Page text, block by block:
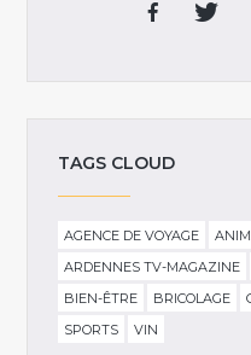
TAGS CLOUD
AGENCE DE VOYAGE
ARDENNES TV-MAGAZINE
BIEN-ÊTRE
BRICOLAGE
SPORTS
VIN